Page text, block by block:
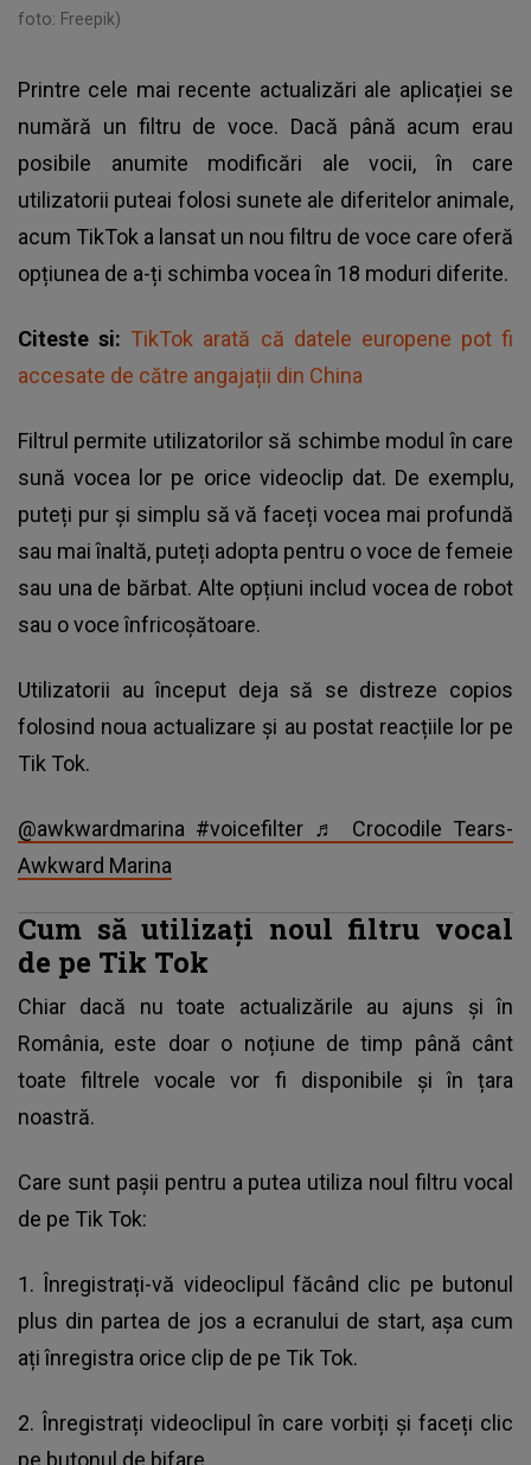
foto: Freepik)
Printre cele mai recente actualizări ale aplicației se
numără un filtru de voce. Dacă până acum erau
posibile anumite modificări ale vocii, în care
utilizatorii puteai folosi sunete ale diferitelor animale,
acum TikTok a lansat un nou filtru de voce care oferă
opțiunea de a-ți schimba vocea în 18 moduri diferite.
Citeste si: TikTok arată că datele europene pot fi
accesate de către angajații din China
Filtrul permite utilizatorilor să schimbe modul în care
sună vocea lor pe orice videoclip dat. De exemplu,
puteți pur și simplu să vă faceți vocea mai profundă
sau mai înaltă, puteți adopta pentru o voce de femeie
sau una de bărbat. Alte opțiuni includ vocea de robot
sau o voce înfricoșătoare.
Utilizatorii au început deja să se distreze copios
folosind noua actualizare și au postat reacțiile lor pe
Tik Tok.
@awkwardmarina #voicefilter ♬ Crocodile Tears-
Awkward Marina
Cum să utilizați noul filtru vocal
de pe Tik Tok
Chiar dacă nu toate actualizările au ajuns și în
România, este doar o noțiune de timp până cânt
toate filtrele vocale vor fi disponibile și în țara
noastră.
Care sunt pașii pentru a putea utiliza noul filtru vocal
de pe Tik Tok:
1. Înregistrați-vă videoclipul făcând clic pe butonul
plus din partea de jos a ecranului de start, așa cum
ați înregistra orice clip de pe Tik Tok.
2. Înregistrați videoclipul în care vorbiți și faceți clic
pe butonul de bifare.